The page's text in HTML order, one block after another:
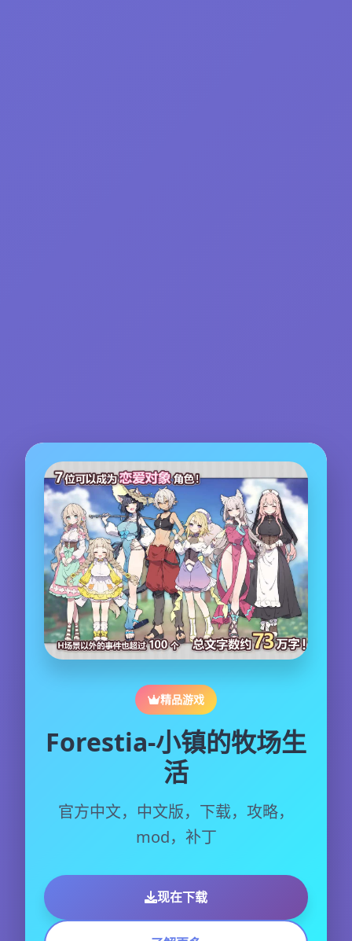
精品游戏
Forestia-小镇的牧场生
活
官方中文，中文版，下载，攻略，
mod，补丁
现在下载